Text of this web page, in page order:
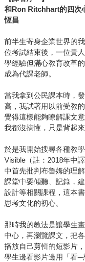
和Ron Ritchhart的四次
恆昌
前半生寄身企業世界的
位考試結束後，一位貴
學經驗但滿心教育改革
成為代課老師。
當我拿到公民課本時，
高，我試著用以前受教
覺得這樣能夠瞭解課文
我都沒搞懂，只是背起
於是我開始搜尋各種教
Visible（註：2018年中
中首先批判布魯姆的理
課堂中要傾聽、記錄，
設計等相關課程，這本
思考文化的初心。
那時我的教法是讓學生
中心，再瀏覽課文，把
播放自己剪輯的短影片
學生邊看影片邊用「看